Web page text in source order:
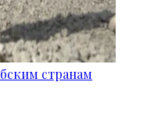
странам